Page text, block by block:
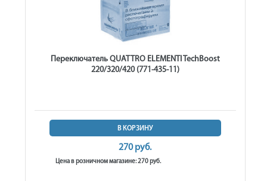
Переключатель QUATTRO ELEMENTI TechBoost
220/320/420 (771-435-11)
В КОРЗИНУ
270 руб.
Цена в розничном магазине: 270 руб.